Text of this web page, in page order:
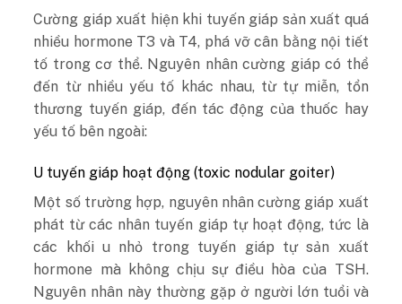
Cường giáp xuất hiện khi tuyến giáp sản xuất quá
nhiều hormone T3 và T4, phá vỡ cân bằng nội tiết
tố trong cơ thể. Nguyên nhâncường giáp có thể
đến từ nhiều yếu tố khác nhau, từ tự miễn, tổn
thương tuyến giáp, đến tác động của thuốc hay
yếu tố bên ngoài:
U tuyến giáp hoạt động (toxic nodular goiter)
Một số trường hợp, nguyên nhân cường giáp xuất
phát từ các nhân tuyến giáp tự hoạt động, tức là
các khối u nhỏ trong tuyến giáp tự sản xuất
hormone mà không chịu sự điều hòa của TSH.
Nguyên nhân này thường gặp ở người lớn tuổi và